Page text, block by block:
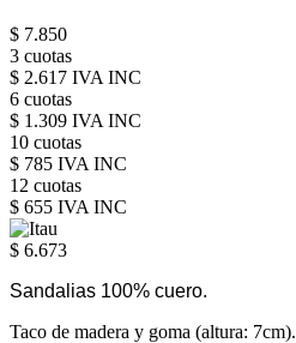
$ 7.850
3 cuotas
$ 2.617 IVA INC
6 cuotas
$ 1.309 IVA INC
10 cuotas
$ 785 IVA INC
12 cuotas
$ 655 IVA INC
$ 6.673
Sandalias 100% cuero.
Taco de madera y goma (altura: 7cm).